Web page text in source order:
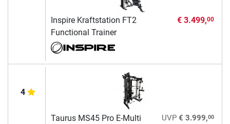
Inspire Kraftstation FT2
Functional Trainer
€ 3.499,00
4
Taurus MS45 Pro E-Multi
UVP € 3.999,00